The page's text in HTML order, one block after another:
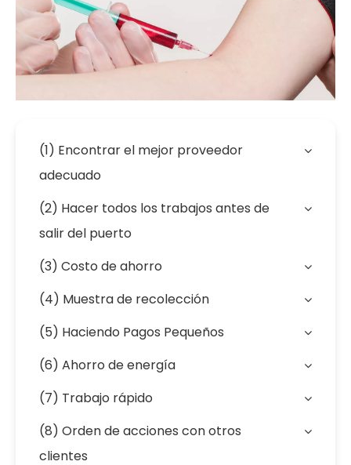
(1) Encontrar el mejor proveedor
adecuado
(2) Hacer todos los trabajos antes de
salir del puerto
(3) Costo de ahorro
(4) Muestra de recolección
(5) Haciendo Pagos Pequeños
(6) Ahorro de energía
(7) Trabajo rápido
(8) Orden de acciones con otros
clientes